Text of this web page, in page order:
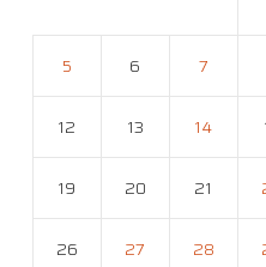
5 6 7
12 13 14
19 20 21
26 27 28